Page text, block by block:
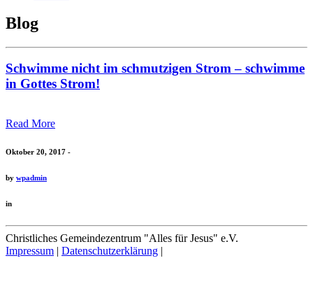
Blog
Schwimme nicht im schmutzigen Strom – schwimme
in Gottes Strom!
Read More
Oktober 20, 2017 -
by wpadmin
in
Christliches Gemeindezentrum "Alles für Jesus" e.V.
Impressum | Datenschutzerklärung |